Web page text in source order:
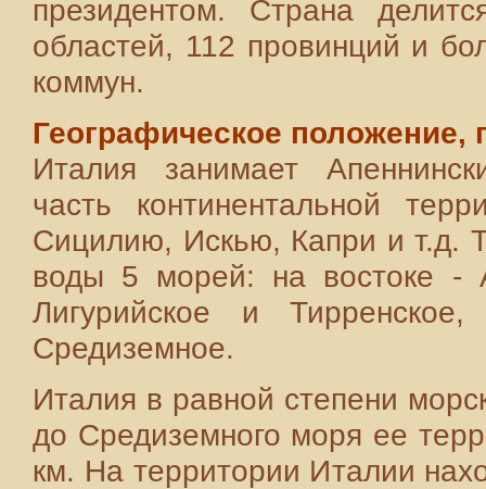
президентом. Страна
областей, 112 провинций и
коммун.
Географическое положение,
Италия занимает
часть континентальной
Сицилию, Искью, Капри и т.д.
воды 5 морей: на востоке -
Лигурийское и
Средиземное.
Италия в равной степени
до Средиземного моря ее
км. На территории Италии